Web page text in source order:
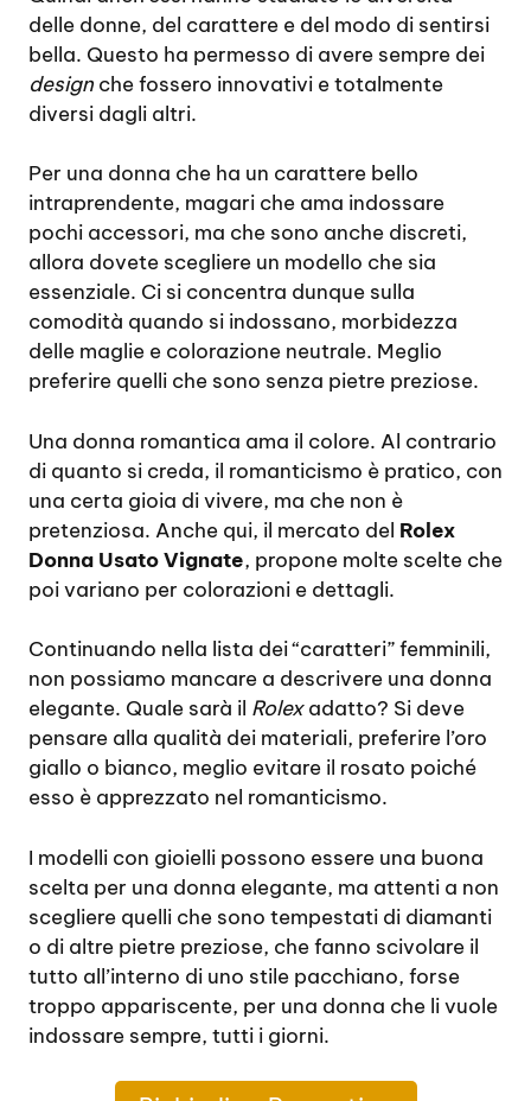
delle donne, del carattere e del modo di sentirsi
bella. Questo ha permesso di avere sempre dei
design che fossero innovativi e totalmente
diversi dagli altri.
Per una donna che ha un carattere bello
intraprendente, magari che ama indossare
pochi accessori, ma che sono anche discreti,
allora dovete scegliere un modello che sia
essenziale. Ci si concentra dunque sulla
comodità quando si indossano, morbidezza
delle maglie e colorazione neutrale. Meglio
preferire quelli che sono senza pietre preziose.
Una donna romantica ama il colore. Al contrario
di quanto si creda, il romanticismo è pratico, con
una certa gioia di vivere, ma che non è
pretenziosa. Anche qui, il mercato del Rolex
Donna Usato Vignate, propone molte scelte che
poi variano per colorazioni e dettagli.
Continuando nella lista dei “caratteri” femminili,
non possiamo mancare a descrivere una donna
elegante. Quale sarà il Rolexadatto? Si deve
pensare alla qualità dei materiali, preferire l’oro
giallo o bianco, meglio evitare il rosato poiché
esso è apprezzato nel romanticismo.
I modelli con gioielli possono essere una buona
scelta per una donna elegante, ma attenti a non
scegliere quelli che sono tempestati di diamanti
o di altre pietre preziose, che fanno scivolare il
tutto all’interno di uno stile pacchiano, forse
troppo appariscente, per una donna che li vuole
indossare sempre, tutti i giorni.